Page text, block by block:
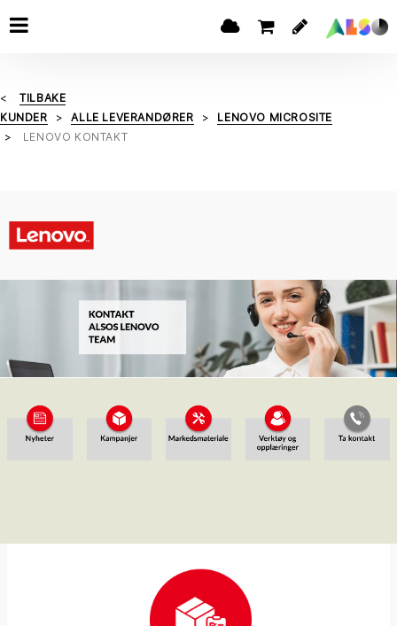
TILBAKE
KUNDER
ALLE LEVERANDØRER
LENOVO MICROSITE
LENOVO KONTAKT